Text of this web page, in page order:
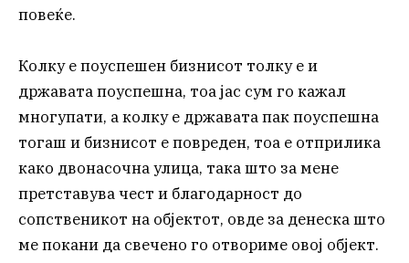
повеќе.
Колку е поуспешен бизнисот толку е и
државата поуспешна, тоа јас сум го кажал
многупати, а колку е државата пак поуспешна
тогаш и бизнисот е повреден, тоа е отприлика
како двонасочна улица, така што за мене
претставува чест и благодарност до
сопственикот на објектот, овде за денеска што
ме покани да свечено го отвориме овој објект.